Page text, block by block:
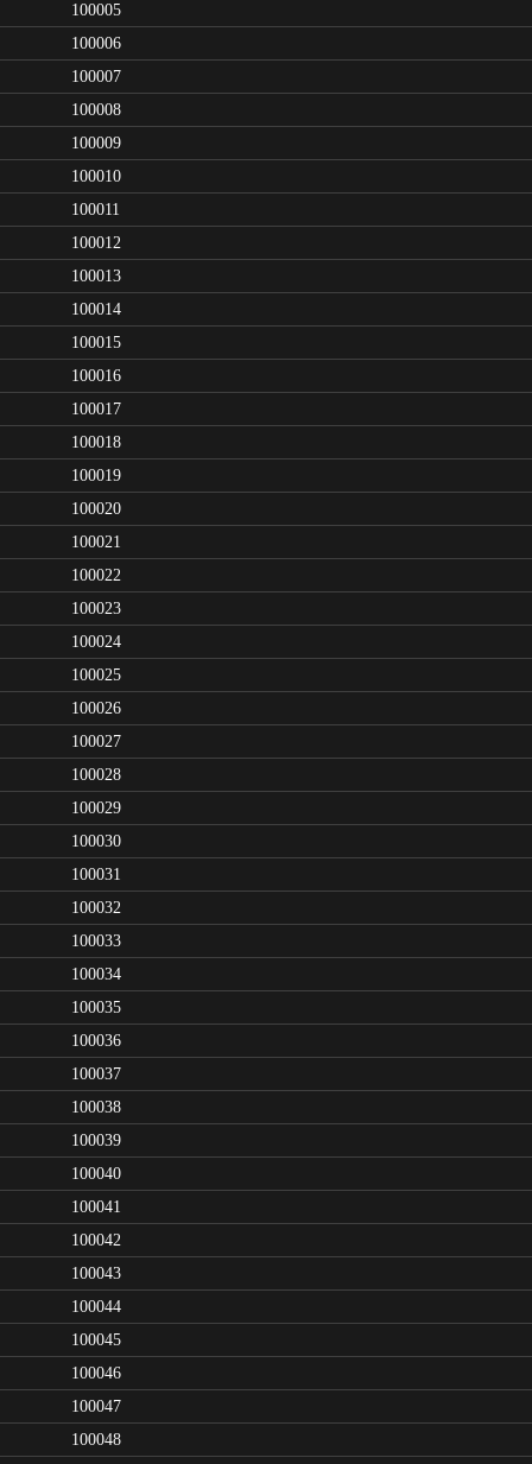
100005
100006
100007
100008
100009
100010
100011
100012
100013
100014
100015
100016
100017
100018
100019
100020
100021
100022
100023
100024
100025
100026
100027
100028
100029
100030
100031
100032
100033
100034
100035
100036
100037
100038
100039
100040
100041
100042
100043
100044
100045
100046
100047
100048